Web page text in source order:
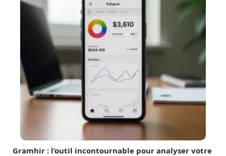
Gramhir : l’outil incontournable pour analyser votre